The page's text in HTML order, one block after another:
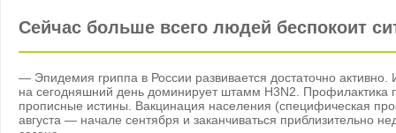
Сейчас больше всего людей беспокоит
— Эпидемия гриппа в России развивается достаточно
на сегодняшний день доминирует штамм H3N2. Профилактика
прописные истины. Вакцинация населения (специфическая
августа — начале сентября и заканчиваться приблизительно